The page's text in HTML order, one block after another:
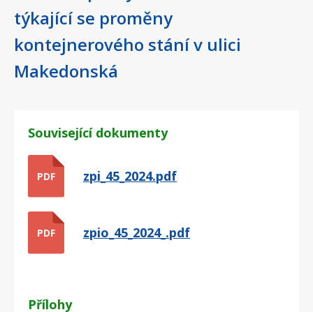
týkající se proměny
kontejnerového stání v ulici
Makedonská
Související dokumenty
PDF zpi_45_2024.pdf
PDF zpio_45_2024_.pdf
Přílohy